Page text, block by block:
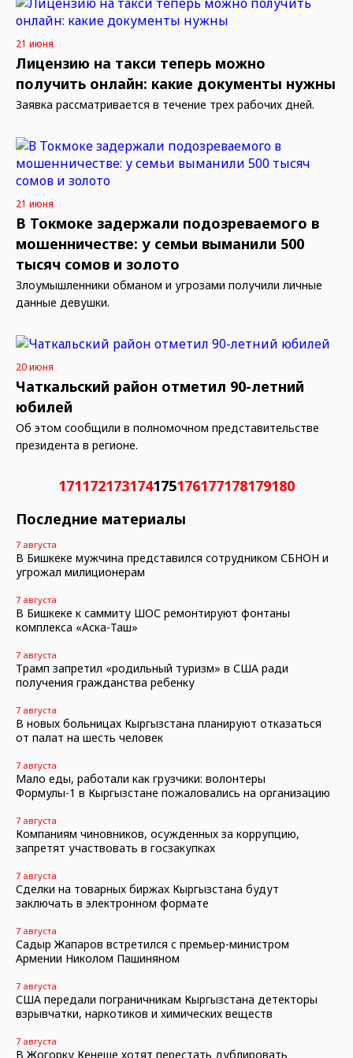
21 июня
Лицензию на такси теперь можно
получить онлайн: какие документы нужны
Заявка рассматривается в течение трех рабочих дней.
21 июня
В Токмоке задержали подозреваемого в
мошенничестве: у семьи выманили 500
тысяч сомов и золото
Злоумышленники обманом и угрозами получили личные
данные девушки.
20 июня
Чаткальский район отметил 90-летний
юбилей
Об этом сообщили в полномочном представительстве
президента в регионе.
171172173174175176177178179180
Последние материалы
7 августа
В Бишкеке мужчина представился сотрудником СБНОН и
угрожал милиционерам
7 августа
В Бишкеке к саммиту ШОС ремонтируют фонтаны
комплекса «Аска-Таш»
7 августа
Трамп запретил «родильный туризм» в США ради
получения гражданства ребенку
7 августа
В новых больницах Кыргызстана планируют отказаться
от палат на шесть человек
7 августа
Мало еды, работали как грузчики: волонтеры
Формулы-1 в Кыргызстане пожаловались на организацию
7 августа
Компаниям чиновников, осужденных за коррупцию,
запретят участвовать в госзакупках
7 августа
Сделки на товарных биржах Кыргызстана будут
заключать в электронном формате
7 августа
Садыр Жапаров встретился с премьер-министром
Армении Николом Пашиняном
7 августа
США передали пограничникам Кыргызстана детекторы
взрывчатки, наркотиков и химических веществ
7 августа
В Жогорку Кенеше хотят перестать дублировать